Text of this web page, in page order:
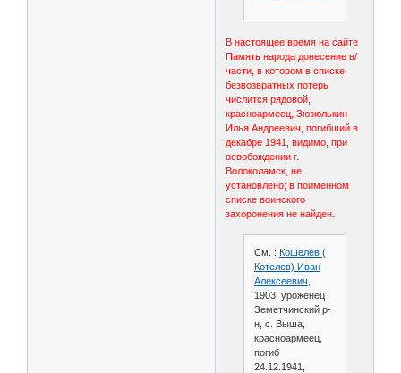
В настоящее время на сайте
Память народа донесение в/
части, в котором в списке
безвозвратных потерь
числится рядовой,
красноармеец, Зюзюлькин
Илья Андреевич, погибший в
декабре 1941, видимо, при
освобождении г.
Волоколамск, не
установлено; в поименном
списке воинского
захоронения не найден.
См. : Кошелев (
Котелев) Иван
Алексеевич
1903, уроженец
Земетчинский р-
н, с. Выша,
красноармеец,
погиб
24.12.1941,